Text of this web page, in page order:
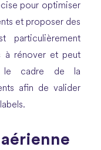
pour optimiser
et proposer des
particulièrement
à rénover et peut
le cadre de la
afin de valider